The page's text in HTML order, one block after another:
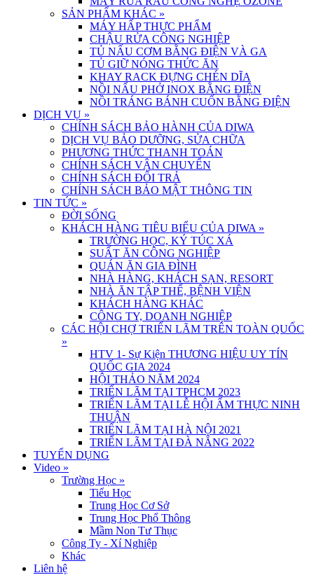
SẢN PHẨM KHÁC »
MÁY HẤP THỰC PHẨM
CHẬU RỬA CÔNG NGHIỆP
TỦ NẤU CƠM BẰNG ĐIỆN VÀ GA
TỦ GIỮ NÓNG THỨC ĂN
KHAY RACK ĐỰNG CHÉN DĨA
NỒI NẤU PHỞ INOX BẰNG ĐIỆN
NỒI TRÁNG BÁNH CUỐN BẰNG ĐIỆN
DỊCH VỤ »
CHÍNH SÁCH BẢO HÀNH CỦA DIWA
DỊCH VỤ BẢO DƯỠNG, SỬA CHỮA
PHƯƠNG THỨC THANH TOÁN
CHÍNH SÁCH VẬN CHUYỂN
CHÍNH SÁCH ĐỔI TRẢ
CHÍNH SÁCH BẢO MẬT THÔNG TIN
TIN TỨC »
ĐỜI SỐNG
KHÁCH HÀNG TIÊU BIỂU CỦA DIWA »
TRƯỜNG HỌC, KÝ TÚC XÁ
SUẤT ĂN CÔNG NGHIỆP
QUÁN ĂN GIA ĐÌNH
NHÀ HÀNG, KHÁCH SẠN, RESORT
NHÀ ĂN TẬP THỂ, BỆNH VIỆN
KHÁCH HÀNG KHÁC
CÔNG TY, DOANH NGHIỆP
CÁC HỘI CHỢ TRIỂN LÃM TRÊN TOÀN QUỐC
»
HTV 1- Sự Kiện THƯƠNG HIỆU UY TÍN
QUỐC GIA 2024
HỘI THẢO NĂM 2024
TRIỂN LÃM TẠI TPHCM 2023
TRIỂN LÃM TẠI LỄ HỘI ẨM THỰC NINH
THUẬN
TRIỂN LÃM TẠI HÀ NỘI 2021
TRIỂN LÃM TẠI ĐÀ NẴNG 2022
TUYỂN DỤNG
Video »
Trường Học »
Tiểu Học
Trung Học Cơ Sở
Trung Học Phổ Thông
Mầm Non Tư Thục
Công Ty - Xí Nghiệp
Khác
Liên hệ